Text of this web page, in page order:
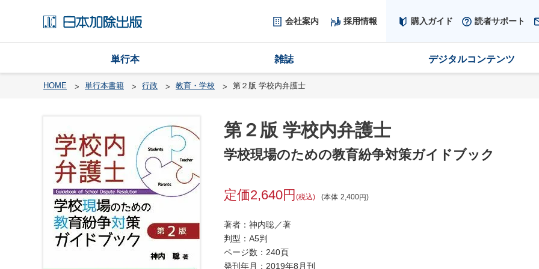
購入ガイド 読者サポート
会社案内 採用情報
単行本
籍
渉
外
戸
籍
・
国
雑誌 デジタルコンテンツ
HOME 単行本書籍 行政 教育・学校 第２版 学校内弁護士
第２版 学校内弁護士
学校現場のための教育紛争対策ガイドブック
本体 2,400
2,640 税込
著者：神内聡／著
判型：A5判
ページ数：240頁
発刊年月：2019年8月刊